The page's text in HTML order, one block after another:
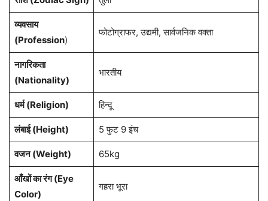
व्यवसाय
(Profession)
फोटोग्राफर, उद्यमी, सार्वजनिक वक्ता
नागरिकता
(Nationality)
भारतीय
धर्म (Religion) हिन्दू
लंबाई (Height) 5 फुट 9 इंच
वजन (Weight) 65kg
आँखों का रंग (Eye
Color)
गहरा भूरा